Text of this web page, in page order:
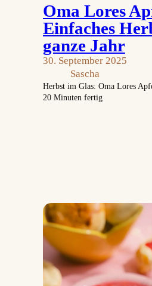
Oma Lores
Einfaches
ganze Jahr
30. September 2025
Sascha
Herbst im Glas: Oma Lores
20 Minuten fertig